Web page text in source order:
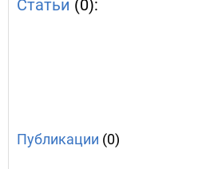
Статьи (0):
Публикации (0)